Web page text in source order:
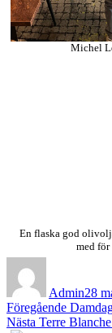
Michel
En flaska god
med för
Admin28
Föregående
inlägg:
Nästa Nästa
Terre